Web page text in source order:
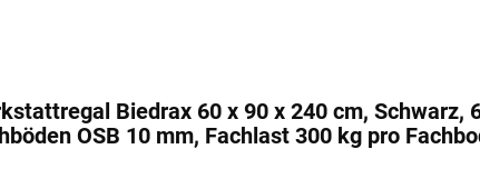
Biedrax 60 x 90 x 240 cm, Schwarz,
OSB 10 mm, Fachlast 300 kg pro